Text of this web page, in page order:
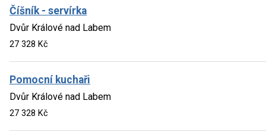
Číšník - servírka
Dvůr Králové nad Labem
27 328 Kč
Pomocní kuchaři
Dvůr Králové nad Labem
27 328 Kč